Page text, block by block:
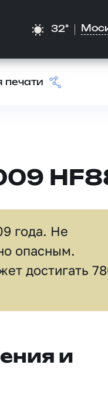
32°
печати
года. Не
опасным.
достигать
и